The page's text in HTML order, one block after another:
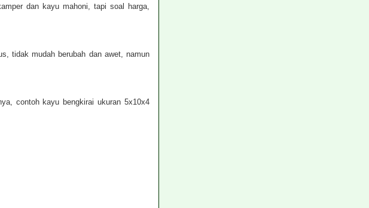
dan kayu mahoni, tapi soal harga,
tidak mudah berubah dan awet, namun
contoh kayu bengkirai ukuran 5x10x4